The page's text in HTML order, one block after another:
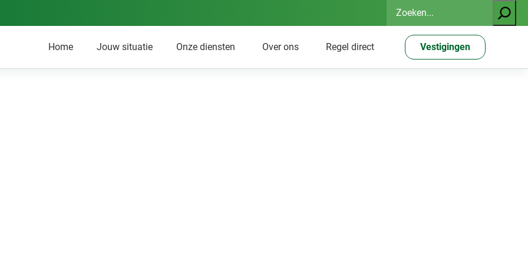
Zoeken
Home Jouw situatie Onze diensten Over ons Regel direct Vestigingen